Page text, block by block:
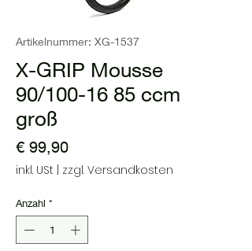
Artikelnummer: XG-1537
X-GRIP Mousse
90/100-16 85 ccm
groß
€ 99,90Preis
inkl. USt zzgl. Versandkosten
Anzahl *